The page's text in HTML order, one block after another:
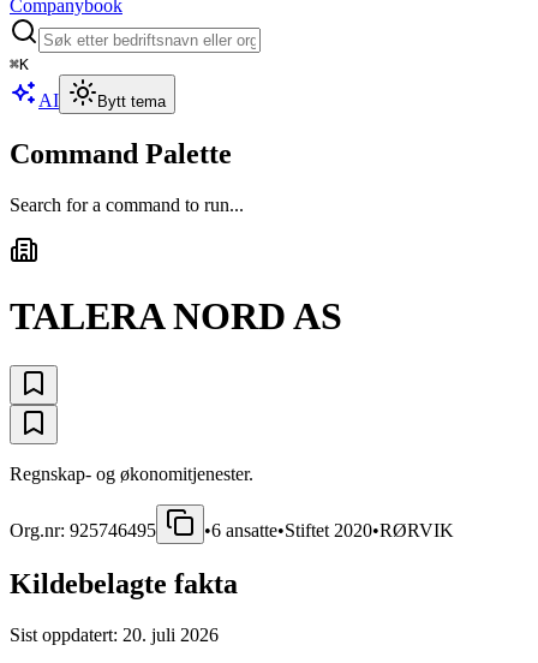
Companybook
⌘K
AI Bytt tema
Command Palette
Search for a command to run...
TALERA NORD AS
Regnskap- og økonomitjenester.
Org.nr: 925746495 •6 ansatte•Stiftet 2020•RØRVIK
Kildebelagte fakta
Sist oppdatert: 20. juli 2026